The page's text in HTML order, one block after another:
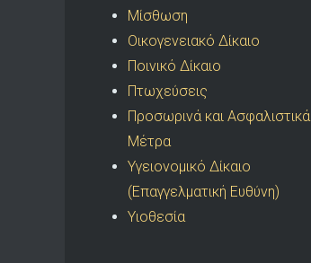
Μίσθωση
Οικογενειακό Δίκαιο
Ποινικό Δίκαιο
Πτωχεύσεις
Προσωρινά και Ασφαλιστικά
Μέτρα
Υγειονομικό Δίκαιο
(Επαγγελματική Ευθύνη)
Υιοθεσία